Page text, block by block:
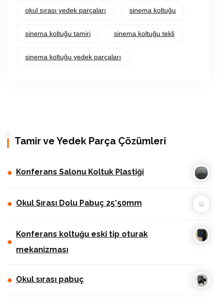
okul sırası yedek parçaları sinema koltuğu
sinema koltuğu tamiri sinema koltuğu tekli
sinema koltuğu yedek parçaları
Tamir ve Yedek Parça Çözümleri
Konferans Salonu Koltuk Plastiği
Okul Sırası Dolu Pabuç 25*50mm
Konferans koltuğu eski tip oturak
mekanizması
Okul sırası pabuç